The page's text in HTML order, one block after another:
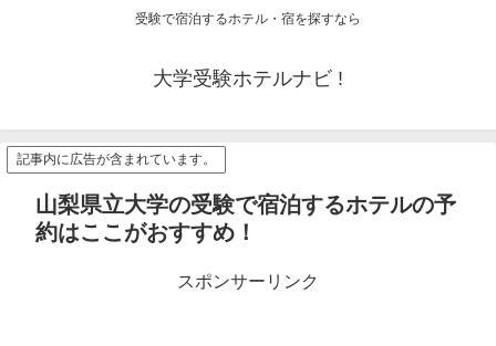
受験で宿泊するホテル・宿を探すなら
大学受験ホテルナビ !
記事内に広告が含まれています。
山梨県立大学の受験で宿泊するホテルの予
約はここがおすすめ！
スポンサーリンク